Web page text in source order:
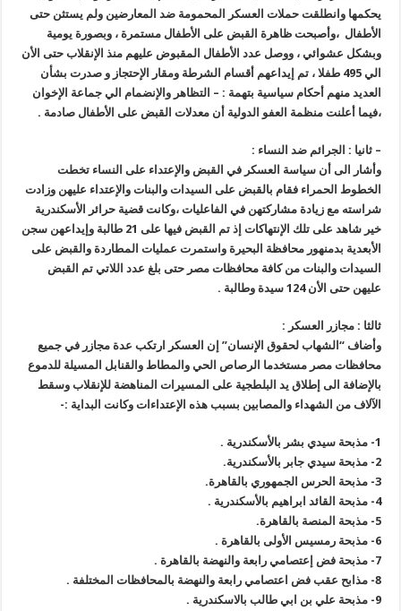
يحكمها وانطلقت حملات العسكر المحمومة ضد المعارضين ولم يستثن حتى
الأطفال ،وأصبحت ظاهرة القبض على الأطفال مستمرة ، وبصورة يومية
وبشكل عشوائي ، ووصل عدد الأطفال المقبوض عليهم منذ الإنقلاب حتى الأن
الي 495 طفلا ، تم إيداعهم أقسام الشرطة ومقار الإحتجاز و صدرت بشأن
العديد منهم أحكام سياسية بتهمة : – التظاهر والإنضمام الي جماعة الإخوان
،فيما أعلنت منظمة العفو الدولية أن معدلات القبض على الأطفال صادمة .
–ثانيا : الجرائم ضد النساء :
وأشار الى أن سياسة العسكر في القبض والإعتداء على النساء تخطت
الخطوط الحمراء فقام بالقبض على السيدات والبنات والإعتداء عليهن وزادت
شراسته مع زيادة مشاركتهن في الفاعليات ،وكانت قضية حرائر الأسكندرية
خير شاهد على تلك الإنتهاكات إذ تم القبض فيها على 21 طالبة وإيداعهن سجن
الأبعدية بدمنهور محافظة البحيرة واستمرت عمليات المطاردة والقبض على
السيدات والبنات من كافة محافظات مصر حتى بلغ عدد اللاتي تم القبض
عليهن حتى الأن124 سيدة وطالبة .
ثالثا : مجازر العسكر :
وأضاف “الشهاب لحقوق الإنسان” إن العسكر ارتكب عدة مجازر في جميع
محافظات مصر مستخدما الرصاص الحي والمطاط والقنابل المسيلة للدموع
بالإضافة الى إطلاق يد البلطجية على المسيرات المناهضة للإنقلاب وسقط
الآلاف من الشهداء والمصابين بسبب هذه الإعتداءات وكانت البداية :-
1- مذبحة سيدي بشر بالأسكندرية .
2-
مذبحة سيدي جابر بالأسكندرية.
3- مذبحة الحرس الجمهوري بالقاهرة.
4-
مذبحة القائد ابراهيم بالأسكندرية .
5-
مذبحة المنصة بالقاهرة.
6-
مذبحة رمسيس الأولى بالقاهرة .
7-
مذبحة فض إعتصامي رابعة والنهضة بالقاهرة .
8- مذابح عقب فض اعتصامي رابعة والنهضة بالمحافظات المختلفة .
9-
مذبحة علي بن ابي طالب بالاسكندرية .